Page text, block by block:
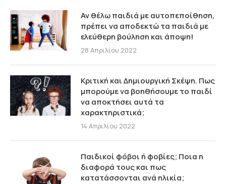
Αν θέλω παιδιά με αυτοπεποίθηση,
πρέπει να αποδεκτώ τα παιδιά με
ελεύθερη βούληση και άποψη!
28 Απριλίου 2022
Κριτική και Δημιουργική Σκέψη. Πως
μπορούμε να βοηθήσουμε το παιδί
να αποκτήσει αυτά τα
χαρακτηριστικά;
14 Απριλίου 2022
Παιδικοί φόβοι ή φοβίες; Ποια η
διαφορά τους και πως
κατατάσσονται ανά ηλικία;